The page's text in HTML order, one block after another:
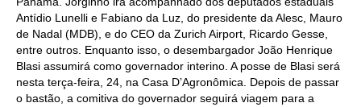
Antídio Lunelli e Fabiano da Luz, do presidente da Alesc, Mauro
de Nadal (MDB), e do CEO da Zurich Airport, Ricardo Gesse,
entre outros. Enquanto isso, o desembargador João Henrique
Blasi assumirá como governador interino. A posse de Blasi será
nesta terça-feira, 24, na Casa D’Agronômica. Depois de passar
o bastão, a comitiva do governador seguirá viagem para a